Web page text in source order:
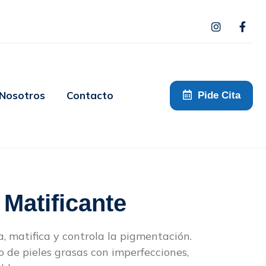
Contacto Pide Cita
matifica y controla la pigmentación.
pieles grasas con imperfecciones,